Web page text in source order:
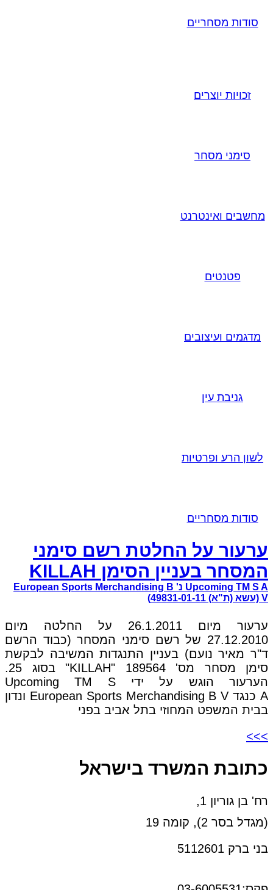
סודות מסחריים
זכויות יוצרים
סימני מסחר
מחשבים ואינטרנט
פטנטים
מדגמים ועיצובים
גניבת עין
לשון הרע ופרטיות
סודות מסחריים
ערעור על החלטת רשם סימני
המסחר בעניין הסימן KILLAH
Upcoming TM S A נ' European Sports Merchandising B
V (עשא (ת"א) 49831-01-11)
ערעור מיום 26.1.2011 על החלטה מיום
27.12.2010 של רשם סימני המסחר (כבוד הרשם
ד"ר מאיר נועם) בעניין התנגדות המשיבה לבקשת
סימן מסחר מס' 189564 "KILLAH" בסוג 25.
הערעור הוגש על ידי Upcoming TM S
A כנגד European Sports Merchandising B V ונדון
בבית המשפט המחוזי בתל אביב בפני
>>>
כתובת המשרד בישראל
רח' בן גוריון 1,
(מגדל בסר 2), קומה 19
בני ברק 5112601